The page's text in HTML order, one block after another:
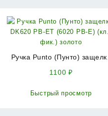
Ручка Punto (Пунто) защелка
1100₽
Быстрый просмотр